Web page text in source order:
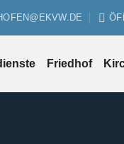
Friedhof